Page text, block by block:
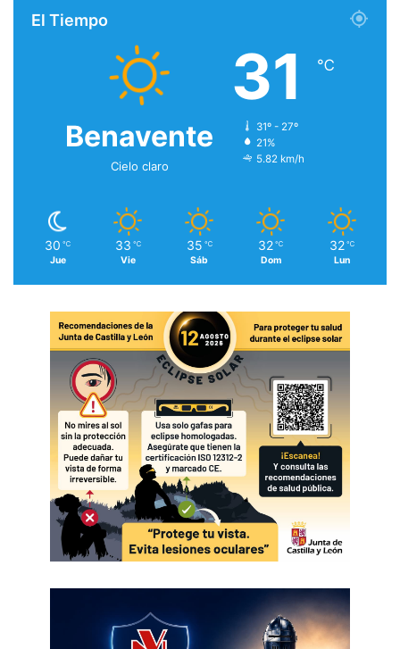
El Tiempo
Benavente
Cielo claro
31 ℃
31º - 27º
21%
5.82 km/h
30 ℃
Jue
33 ℃
Vie
35 ℃
Sáb
32 ℃
Dom
32 ℃
Lun